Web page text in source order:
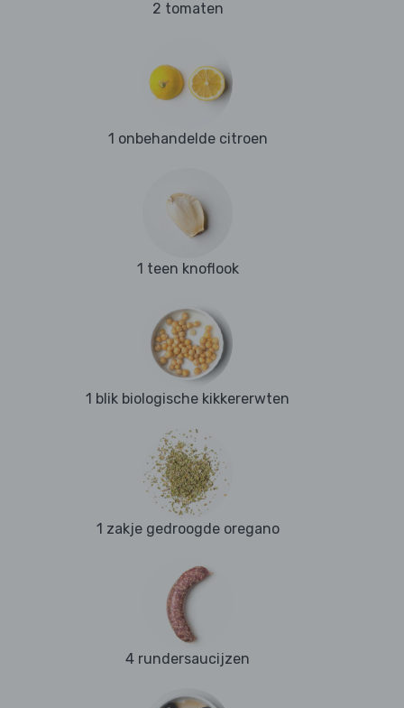
2 tomaten
1 onbehandelde citroen
1 teen knoflook
1 blik biologische kikkererwten
1 zakje gedroogde oregano
4 rundersaucijzen